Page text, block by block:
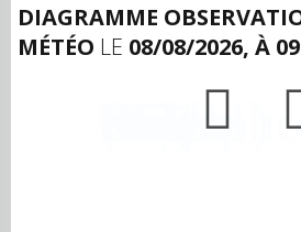
DIAGRAMME
MÉTÉO LE 08/08/2026, À